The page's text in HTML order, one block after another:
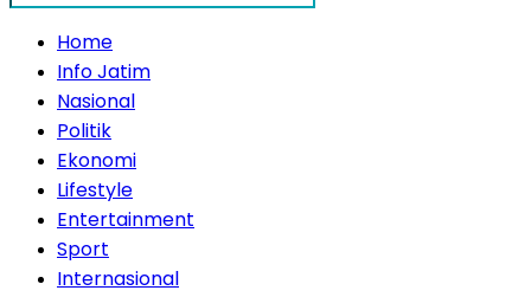
Home
Info Jatim
Nasional
Politik
Ekonomi
Lifestyle
Entertainment
Sport
Internasional